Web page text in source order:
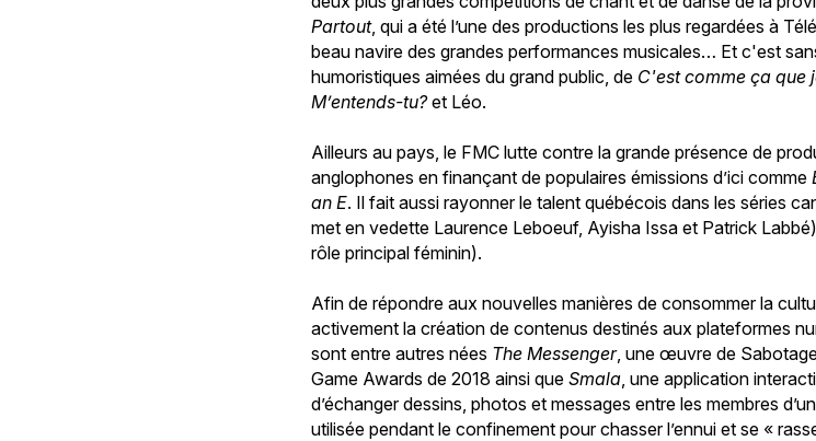
Partout, qui a été l’une des productions les plus regardées à
beau navire des grandes performances musicales… Et c'est
humoristiques aimées du grand public, de C'est comme ça que
M’entends-tu?et Léo.
Ailleurs au pays, le FMC lutte contre la grande présence de
anglophones en finançant de populaires émissions d’ici comme
an E. Il fait aussi rayonner le talent québécois dans les séries
met en vedette Laurence Leboeuf, Ayisha Issa et Patrick
rôle principal féminin).
Afin de répondre aux nouvelles manières de consommer la
activement la création de contenus destinés aux plateformes
sont entre autres nées The Messenger, une œuvre de
Game Awards de 2018 ainsi queSmala , une application
d’échanger dessins, photos et messages entre les membres
utilisée pendant le confinement pour chasser l’ennui et se «